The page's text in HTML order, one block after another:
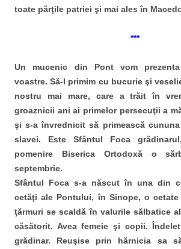
toate părţile patriei şi mai ales în
***
Un mucenic din Pont vom
voastre. Să-l primim cu bucurie şi
nostru mai mare, care a trăit în
groaznicii ani ai primelor persecuţii a
şi s-a învrednicit să primească
slavei. Este Sfântul Foca
pomenire Biserica Ortodoxă o
septembrie.
Sfântul Foca s-a născut în una din
cetăţi ale Pontului, în Sinope, o cetate
ţărmuri se scaldă în valurile sălbatice
căsătorit. Avea femeie şi copii.
grădinar. Reuşise prin hărnicia sa